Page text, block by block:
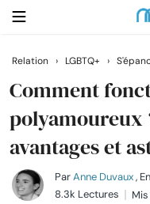
Rechercher
Se marier
Relations
Relation › LGBTQ+ ›
Comment
polyamoureux
avantages et
ParAnne Duvaux,
8.3k Lectures